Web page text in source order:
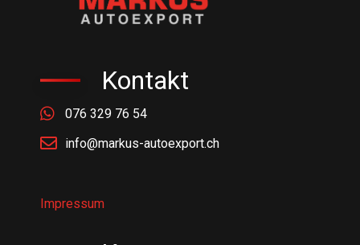
Kontakt
076 329 76 54
info@markus-autoexport.ch
Impressum